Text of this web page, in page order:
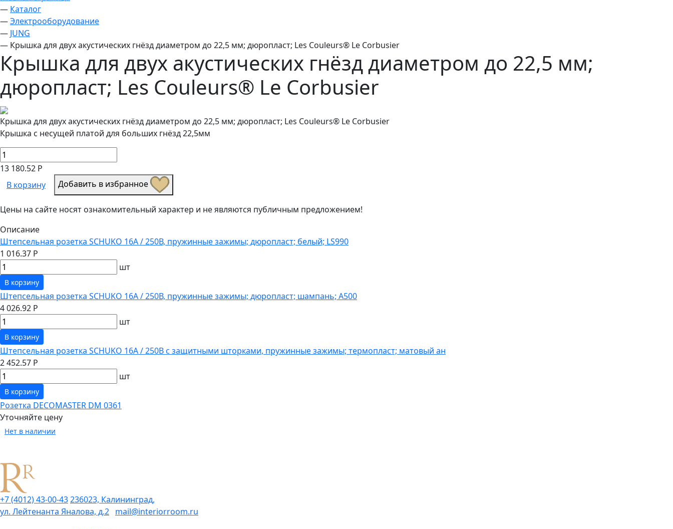
— Каталог
—Электрооборудование
— JUNG
— Крышка для двух акустических гнёзд диаметром до 22,5 мм; дюропласт; Les Couleurs® Le Corbusier
Крышка для двух акустических гнёзд диаметром до 22,5 мм;
дюропласт; Les Couleurs® Le Corbusier
Крышка для двух акустических гнёзд диаметром до 22,5 мм; дюропласт; Les Couleurs® Le Corbusier
Крышка с несущей платой для больших гнёзд 22,5мм
13 180.52 Р
В корзину
Добавить в избранное
Цены на сайте носят ознакомительный характер и не являются публичным предложением!
Описание
Штепсельная розетка SCHUKO 16А / 250В, пружинные зажимы; дюропласт; белый; LS990
1 016.37 Р
шт
В корзину
Штепсельная розетка SCHUKO 16А / 250В, пружинные зажимы; дюропласт; шампань; A500
4 026.92 Р
шт
В корзину
Штепсельная розетка SCHUKO 16А / 250В с защитными шторками, пружинные зажимы; термопласт; матовый ан
2 452.57 Р
шт
В корзину
Розетка DECOMASTER DM 0361
Уточняйте цену
Нет в наличии
+7 (4012) 43-00-43236023, Калининград,
ул. Лейтенанта Яналова, д.2 mail@interiorroom.ru